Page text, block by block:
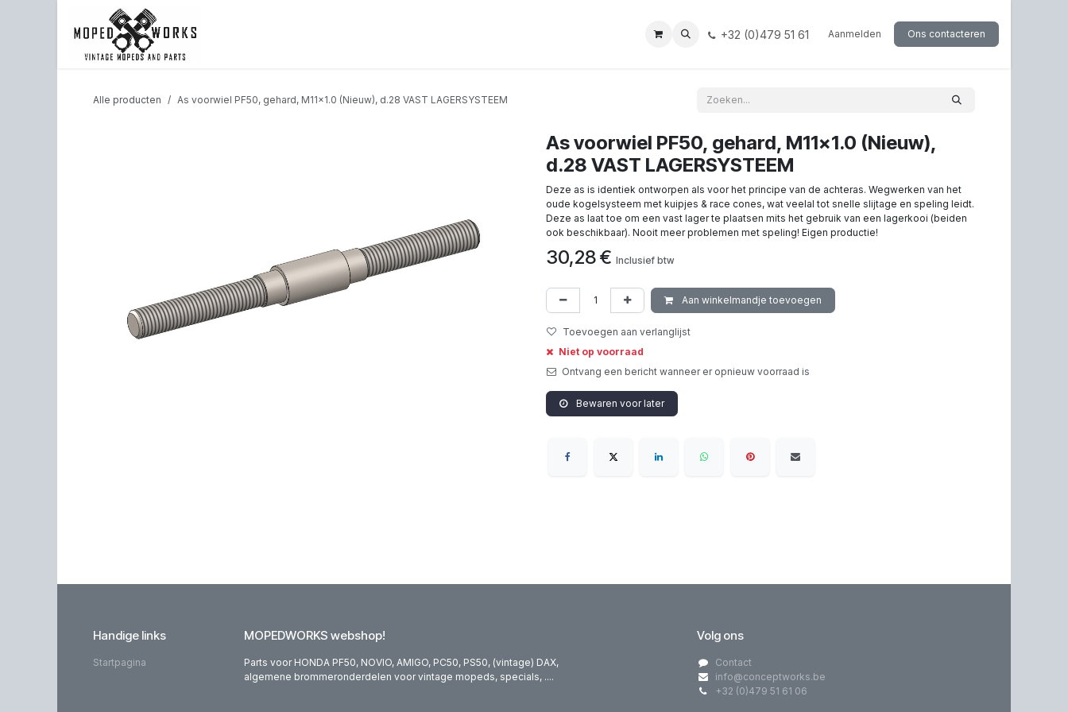
+32 (0)479 51 61 Aanmelden Ons contacteren
Alle producten As voorwiel PF50, gehard, M11x1.0 (Nieuw), d.28 VAST LAGERSYSTEEM
As voorwiel PF50, gehard, M11x1.0 (Nieuw),
d.28 VAST LAGERSYSTEEM
Deze as is identiek ontworpen als voor het principe van de achteras. Wegwerken van het
oude kogelsysteem met kuipjes & race cones, wat veelal tot snelle slijtage en speling leidt.
Deze as laat toe om een vast lager te plaatsen mits het gebruik van een lagerkooi (beiden
ook beschikbaar). Nooit meer problemen met speling! Eigen productie!
30,28€ Inclusief btw
Aan winkelmandje toevoegen
Toevoegen aan verlanglijst
Niet op voorraad
Ontvang een bericht wanneer er opnieuw voorraad is
Bewaren voor later
Handige links
Startpagina
MOPEDWORKS webshop!
Parts voor HONDA PF50, NOVIO, AMIGO, PC50, PS50, (vintage) DAX,
algemene brommeronderdelen voor vintage mopeds, specials, ....
Volg ons
Contact
info@conceptworks.be
+32 (0)479 51 61 06